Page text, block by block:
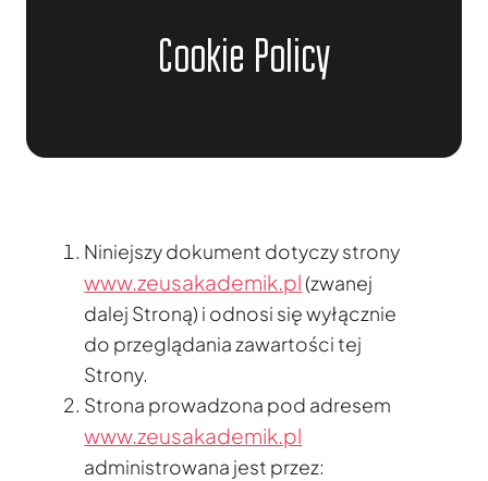
Cookie Policy
Niniejszy dokument dotyczy strony
www.zeusakademik.pl(zwanej
dalej Stroną) i odnosi się wyłącznie
do przeglądania zawartości tej
Strony.
Strona prowadzona pod adresem
www.zeusakademik.pl
administrowana jest przez: